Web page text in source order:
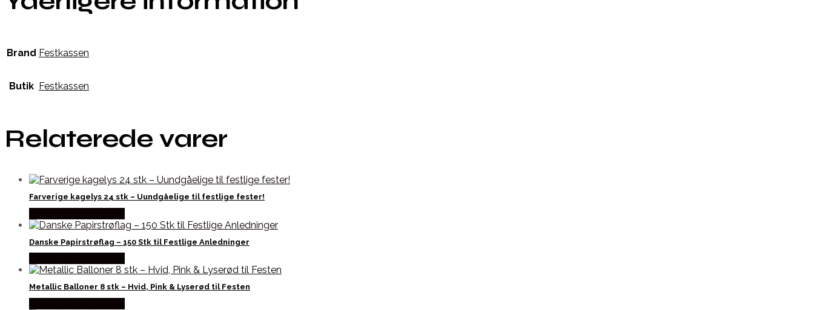
Brand Festkassen
Butik Festkassen
Relaterede varer
Farverige kagelys 24 stk – Uundgåelige til festlige fester!
Danske Papirstrøflag – 150 Stk til Festlige Anledninger
Metallic Balloner 8 stk – Hvid, Pink & Lyserød til Festen